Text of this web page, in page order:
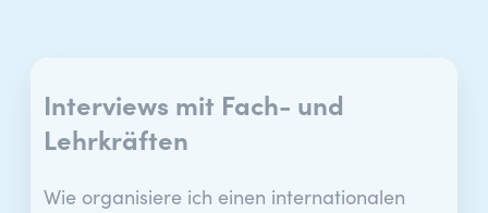
Interviews mit Fach- und
Lehrkräften
Wie organisiere ich einen internationalen